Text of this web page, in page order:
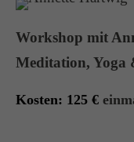
Workshop mit
Meditation, Yoga
Kosten: 125 €